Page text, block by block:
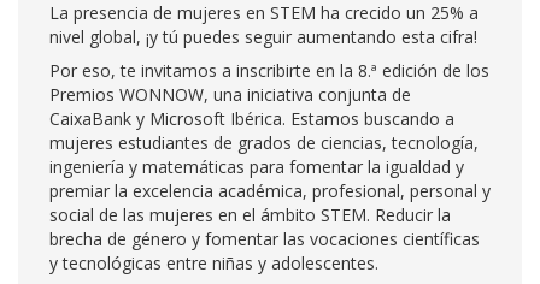
La presencia de mujeres en STEM ha crecido un 25% a
nivel global, ¡y tú puedes seguir aumentando esta cifra!
Por eso, te invitamos a inscribirte en la 8.ª edición de los
Premios WONNOW, una iniciativa conjunta de
CaixaBank y Microsoft Ibérica. Estamos buscando a
mujeres estudiantes de grados de ciencias, tecnología,
ingeniería y matemáticas para fomentar la igualdad y
premiar la excelencia académica, profesional, personal y
social de las mujeres en el ámbito STEM. Reducir la
brecha de género y fomentar las vocaciones científicas
y tecnológicas entre niñas y adolescentes.